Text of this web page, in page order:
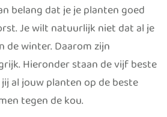
belang dat je je planten goed
Je wilt natuurlijk niet dat al je
winter. Daarom zijn
Hieronder staan de vijf beste
al jouw planten op de beste
tegen de kou.